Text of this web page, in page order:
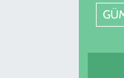
Tüm Manşetler